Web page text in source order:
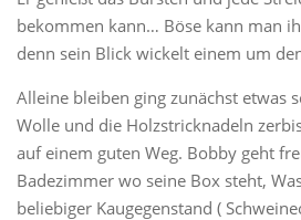
bekommen kann… Böse kann man
denn sein Blick wickelt einem um
Alleine bleiben ging zunächst etwas
Wolle und die Holzstricknadeln
auf einem guten Weg. Bobby geht
Badezimmer wo seine Box steht,
beliebiger Kaugegenstand (